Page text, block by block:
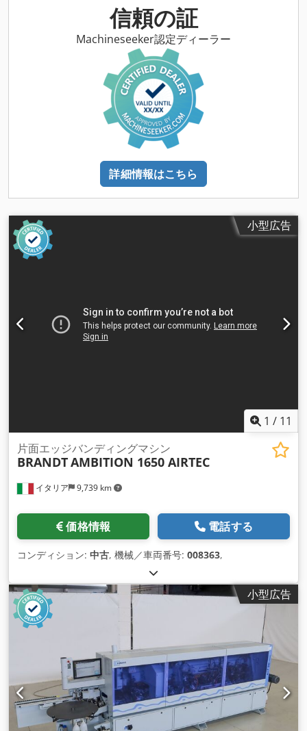
信頼の証
Machineseeker認定ディーラー
詳細情報はこちら
小型広告
1 / 11
イタリア 9,739 km
片面エッジバンディングマシン
BRANDTAMBITION 1650 AIRTEC
価格情報 電話する
コンディション: 中古, 機械／車両番号: 008363,
小型広告